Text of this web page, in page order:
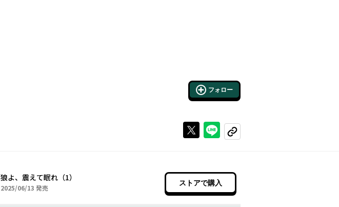
フォロー
Xで投稿するラインでシェアする
コピーする
狼よ、震えて眠れ（1）
2025/06/13 2025年06月13日
発売
ストアで購入